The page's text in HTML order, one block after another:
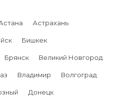
Астрахань
Бишкек
Брянск Великий Новгород
Владимир Волгоград
Донецк